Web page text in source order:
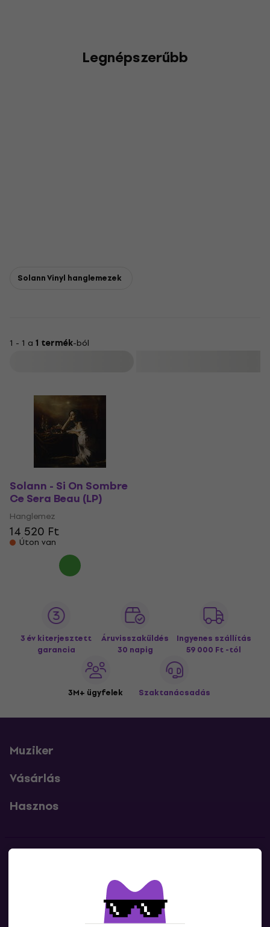
Legnépszerűbb
Solann Vinyl hanglemezek
1 - 1 a 1 termék-ból
Solann - Si On Sombre
Ce Sera Beau (LP)
Hanglemez
14 520 Ft
Úton van
3 év kiterjesztett
garancia
Áruvisszaküldés
30 napig
Ingyenes szállítás
59 000 Ft -tól
3M+ ügyfelek Szaktanácsadás
Muziker
Vásárlás
Hasznos
Lépj kapcsolatba velünk